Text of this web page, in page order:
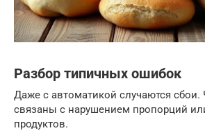
Разбор типичных ошибок
Даже с автоматикой случаются сбои.
связаны с нарушением пропорций
продуктов.